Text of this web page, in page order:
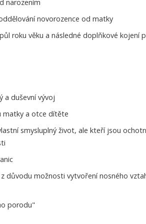
narozením
novorozence od matky
roku věku a následné doplňkové kojení
a duševní vývoj
matky a otce dítěte
smysluplný život, ale kteří jsou
možnosti vytvoření nosného
porodu"